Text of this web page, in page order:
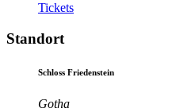
Tickets
Standort
Schloss Friedenstein
Gotha